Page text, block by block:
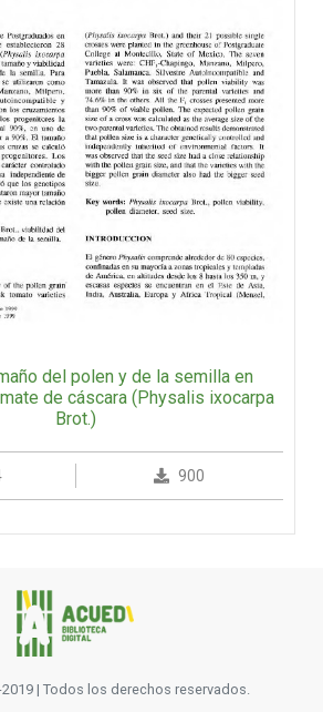
del polen y de la semilla en
de cáscara (Physalis ixocarpa
Brot.)
900
| Todos los derechos reservados.